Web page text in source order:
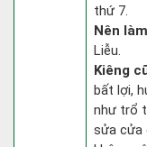
thứ 7.
Nên làm
Liễu.
Kiêng
bất lợi,
như trổ
sửa cửa